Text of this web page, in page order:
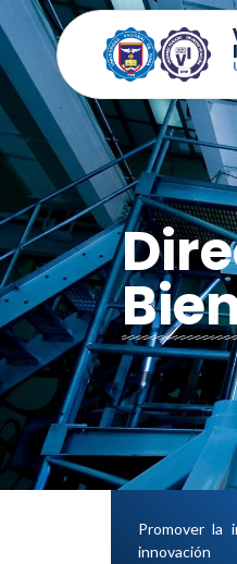
Promover la